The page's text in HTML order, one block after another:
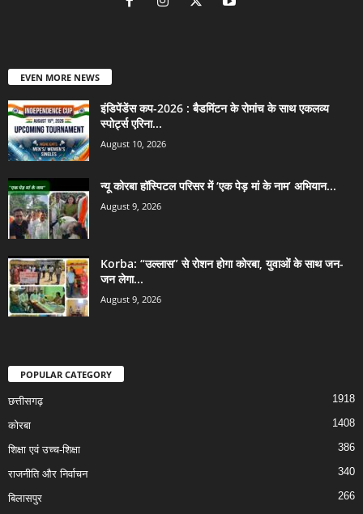
EVEN MORE NEWS
इंडिपेंडेंस कप-2026 : बैडमिंटन के रोमांच के साथ एकलव्य
स्पोर्ट्स एरिना...
August 10, 2026
न्यू कोरबा हॉस्पिटल परिसर में ‘एक पेड़ मां के नाम’ अभियान...
August 9, 2026
Korba: “उल्लास” से रोशन होगा कोरबा, युवाओं के साथ जन-
जन लेगा...
August 9, 2026
POPULAR CATEGORY
छत्तीसगढ़ 1918
कोरबा 1408
शिक्षा एवं उच्च-शिक्षा 386
राजनीति और निर्वाचन 340
बिलासपुर
266